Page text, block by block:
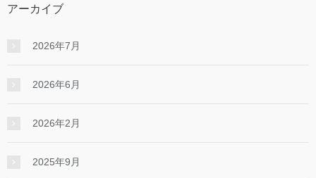
アーカイブ
2026年7月
2026年6月
2026年2月
2025年9月